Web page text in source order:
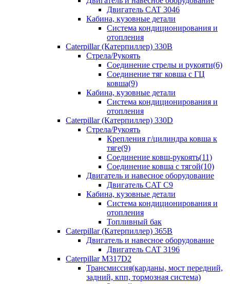
Двигатель CAT 3046
Кабина, кузовные детали
Система кондиционирования и
отопления
Caterpillar (Катерпиллер) 330B
Стрела/Рукоять
Соединение стрелы и рукояти(6)
Соединение тяг ковша с ГЦ
ковша(9)
Кабина, кузовные детали
Система кондиционирования и
отопления
Caterpillar (Катерпиллер) 330D
Стрела/Рукоять
Крепления г/цилиндра ковша к
тяге(9)
Соединение ковш-рукоять(11)
Соединение ковша с тягой(10)
Двигатель и навесное оборудование
Двигатель CAT C9
Кабина, кузовные детали
Система кондиционирования и
отопления
Топливный бак
Caterpillar (Катерпиллер) 365B
Двигатель и навесное оборудование
Двигатель CAT 3196
Caterpillar M317D2
Трансмиссия(карданы, мост передний,
задний, кпп, тормозная система)